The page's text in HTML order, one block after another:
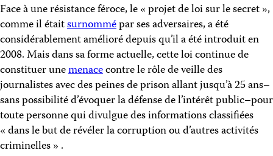
Face à une résistance féroce, le « projet de loi sur le secret »,
comme il étaitsurnommépar ses adversaires, a été
considérablement amélioré depuis qu’il a été introduit en
2008. Mais dans sa forme actuelle, cette loi continue de
constituer unemenacecontre le rôle de veille des
journalistes avec des peines de prison allant jusqu’à 25 ans–
sans possibilité d’évoquer la défense de l’intérêt public–pour
toute personne qui divulgue des informations classifiées
« dans le but de révéler la corruption ou d’autres activités
criminelles » .